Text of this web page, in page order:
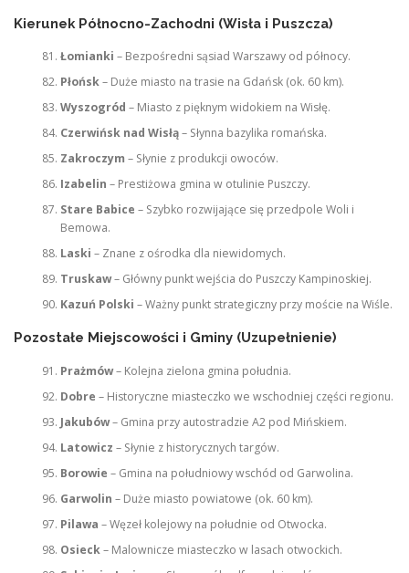
Kierunek Północno-Zachodni (Wisła i Puszcza)
Łomianki – Bezpośredni sąsiad Warszawy od północy.
Płońsk– Duże miasto na trasie na Gdańsk (ok. 60 km).
Wyszogród – Miasto z pięknym widokiem na Wisłę.
Czerwińsk nad Wisłą– Słynna bazylika romańska.
Zakroczym – Słynie z produkcji owoców.
Izabelin – Prestiżowa gmina w otulinie Puszczy.
Stare Babice – Szybko rozwijające się przedpole Woli i
Bemowa.
Laski – Znane z ośrodka dla niewidomych.
Truskaw– Główny punkt wejścia do Puszczy Kampinoskiej.
Kazuń Polski – Ważny punkt strategiczny przy moście na Wiśle.
Pozostałe Miejscowości i Gminy (Uzupełnienie)
Prażmów– Kolejna zielona gmina południa.
Dobre – Historyczne miasteczko we wschodniej części regionu.
Jakubów– Gmina przy autostradzie A2 pod Mińskiem.
Latowicz – Słynie z historycznych targów.
Borowie – Gmina na południowy wschód od Garwolina.
Garwolin – Duże miasto powiatowe (ok. 60 km).
Pilawa – Węzeł kolejowy na południe od Otwocka.
Osieck– Malownicze miasteczko w lasach otwockich.